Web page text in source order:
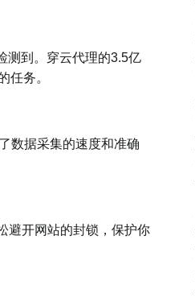
到。穿云代理的3.5亿
任务。
数据采集的速度和准确
开网站的封锁，保护你